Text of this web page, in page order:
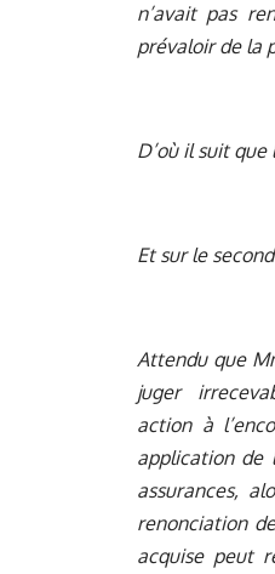
n’avait pas
prévaloir de la
D’où il suit que
Et sur le
Attendu que
juger
action à
application de
assurances,
renonciation
acquise peut